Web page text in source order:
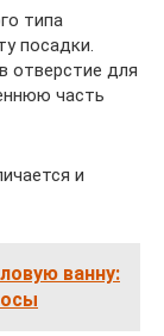
типа
посадки.
отверстие для
часть
и
ванну: